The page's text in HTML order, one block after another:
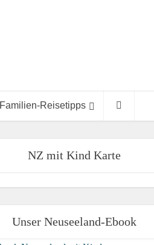
Familien-Reisetipps
NZ mit Kind Karte
Unser Neuseeland-Ebook